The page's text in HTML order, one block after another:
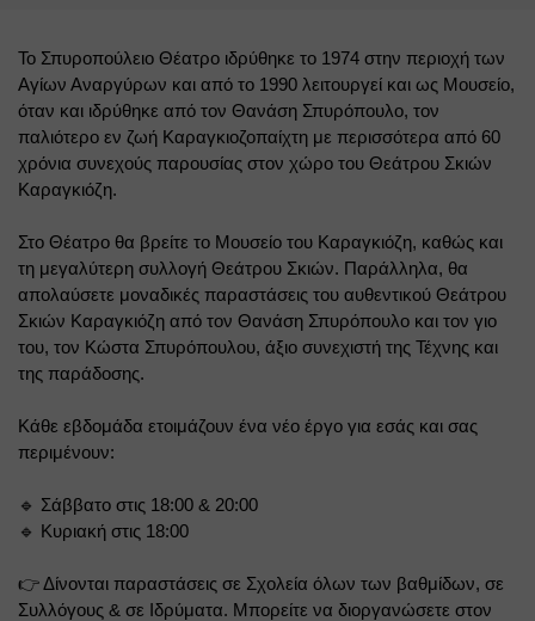
Το Σπυροπούλειο Θέατρο ιδρύθηκε το 1974 στην περιοχή των
Αγίων Αναργύρων και από το 1990 λειτουργεί και ως Μουσείο,
όταν και ιδρύθηκε από τον Θανάση Σπυρόπουλο, τον
παλιότερο εν ζωή Καραγκιοζοπαίχτη με περισσότερα από 60
χρόνια συνεχούς παρουσίας στον χώρο του Θεάτρου Σκιών
Καραγκιόζη.
Στο Θέατρο θα βρείτε το Μουσείο του Καραγκιόζη, καθώς και
τη μεγαλύτερη συλλογή Θεάτρου Σκιών. Παράλληλα, θα
απολαύσετε μοναδικές παραστάσεις του αυθεντικού Θεάτρου
Σκιών Καραγκιόζη από τον Θανάση Σπυρόπουλο και τον γιο
του, τον Κώστα Σπυρόπουλου, άξιο συνεχιστή της Τέχνης και
της παράδοσης.
Κάθε εβδομάδα ετοιμάζουν ένα νέο έργο για εσάς και σας
περιμένουν:
🔹 Σάββατο στις 18:00 & 20:00
🔹 Κυριακή στις 18:00
👉 Δίνονται παραστάσεις σε Σχολεία όλων των βαθμίδων, σε
Συλλόγους & σε Ιδρύματα. Μπορείτε να διοργανώσετε στον